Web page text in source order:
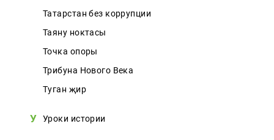
Татарстан без коррупции
Таяну ноктасы
Точка опоры
Трибуна Нового Века
Туган җир
У Уроки истории